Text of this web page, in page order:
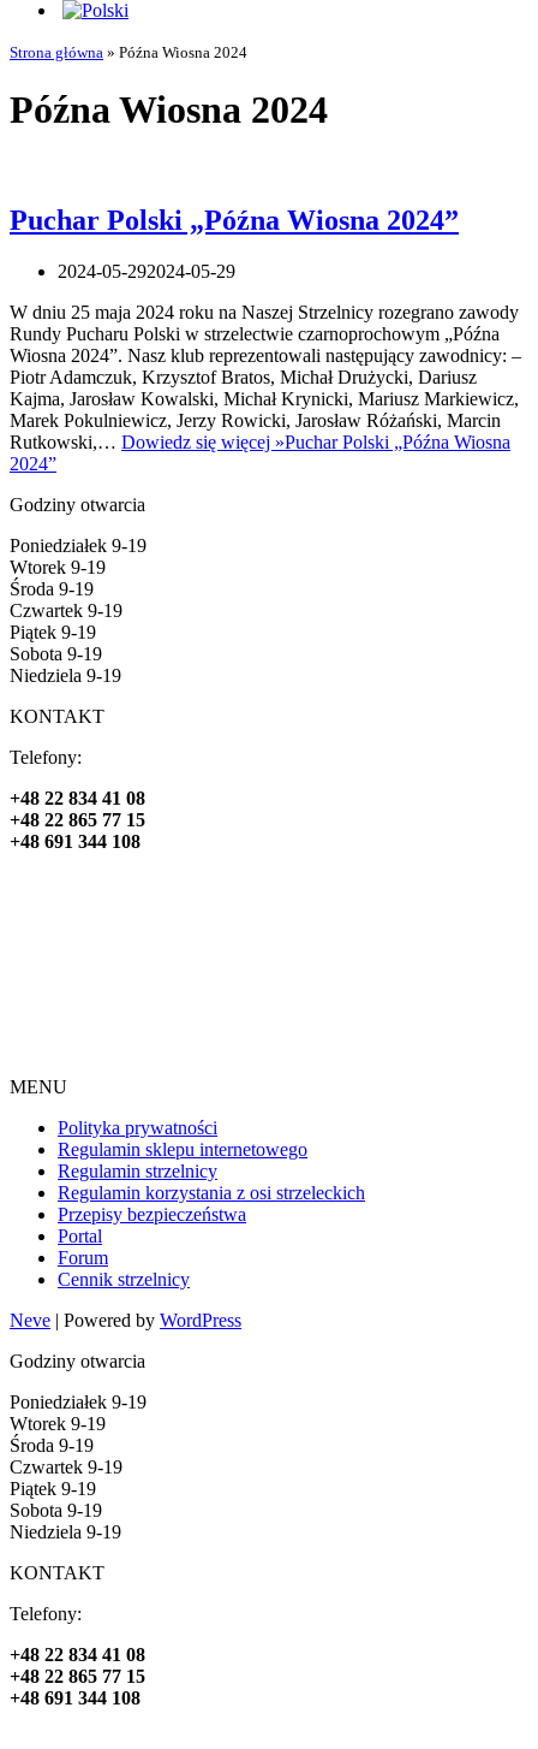
Strona główna » Późna Wiosna 2024
Późna Wiosna 2024
Puchar Polski „Późna Wiosna 2024”
2024-05-292024-05-29
W dniu 25 maja 2024 roku na Naszej Strzelnicy rozegrano zawody
Rundy Pucharu Polski w strzelectwie czarnoprochowym „Późna
Wiosna 2024”. Nasz klub reprezentowali następujący zawodnicy: –
Piotr Adamczuk, Krzysztof Bratos, Michał Drużycki, Dariusz
Kajma, Jarosław Kowalski, Michał Krynicki, Mariusz Markiewicz,
Marek Pokulniewicz, Jerzy Rowicki, Jarosław Różański, Marcin
Rutkowski,… Dowiedz się więcej »Puchar Polski „Późna Wiosna
2024”
Godziny otwarcia
Poniedziałek 9-19
Wtorek 9-19
Środa 9-19
Czwartek 9-19
Piątek 9-19
Sobota 9-19
Niedziela 9-19
KONTAKT
Telefony:
+48 22 834 41 08
+48 22 865 77 15
+48 691 344 108
MENU
Polityka prywatności
Regulamin sklepu internetowego
Regulamin strzelnicy
Regulamin korzystania z osi strzeleckich
Przepisy bezpieczeństwa
Portal
Forum
Cennik strzelnicy
Neve | Powered by WordPress
Godziny otwarcia
Poniedziałek 9-19
Wtorek 9-19
Środa 9-19
Czwartek 9-19
Piątek 9-19
Sobota 9-19
Niedziela 9-19
KONTAKT
Telefony:
+48 22 834 41 08
+48 22 865 77 15
+48 691 344 108